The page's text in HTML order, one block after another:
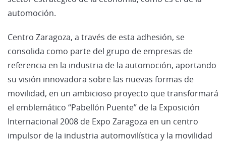
automoción.
Centro Zaragoza, a través de esta adhesión, se
consolida como parte del grupo de empresas de
referencia en la industria de la automoción, aportando
su visión innovadora sobre las nuevas formas de
movilidad, en un ambicioso proyecto que transformará
el emblemático “Pabellón Puente” de la Exposición
Internacional 2008 de Expo Zaragoza en un centro
impulsor de la industria automovilística y la movilidad